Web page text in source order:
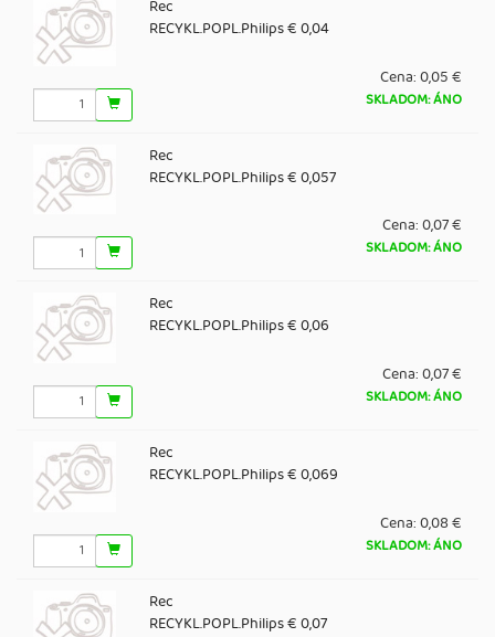
Rec
RECYKL.POPL.Philips € 0,04
Cena:0,05 €
SKLADOM: ÁNO
Rec
RECYKL.POPL.Philips € 0,057
Cena:0,07 €
SKLADOM: ÁNO
Rec
RECYKL.POPL.Philips € 0,06
Cena:0,07 €
SKLADOM: ÁNO
Rec
RECYKL.POPL.Philips € 0,069
Cena:0,08 €
SKLADOM: ÁNO
Rec
RECYKL.POPL.Philips € 0,07